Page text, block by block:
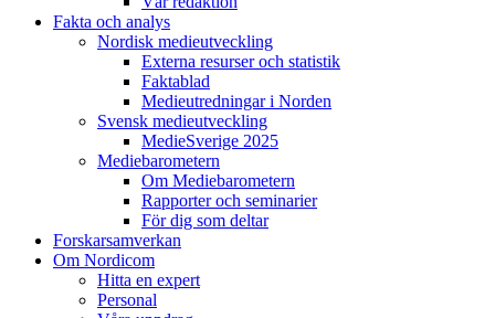
Fakta och analys
Nordisk medieutveckling
Externa resurser och statistik
Faktablad
Medieutredningar i Norden
Svensk medieutveckling
MedieSverige 2025
Mediebarometern
Om Mediebarometern
Rapporter och seminarier
För dig som deltar
Forskarsamverkan
Om Nordicom
Hitta en expert
Personal